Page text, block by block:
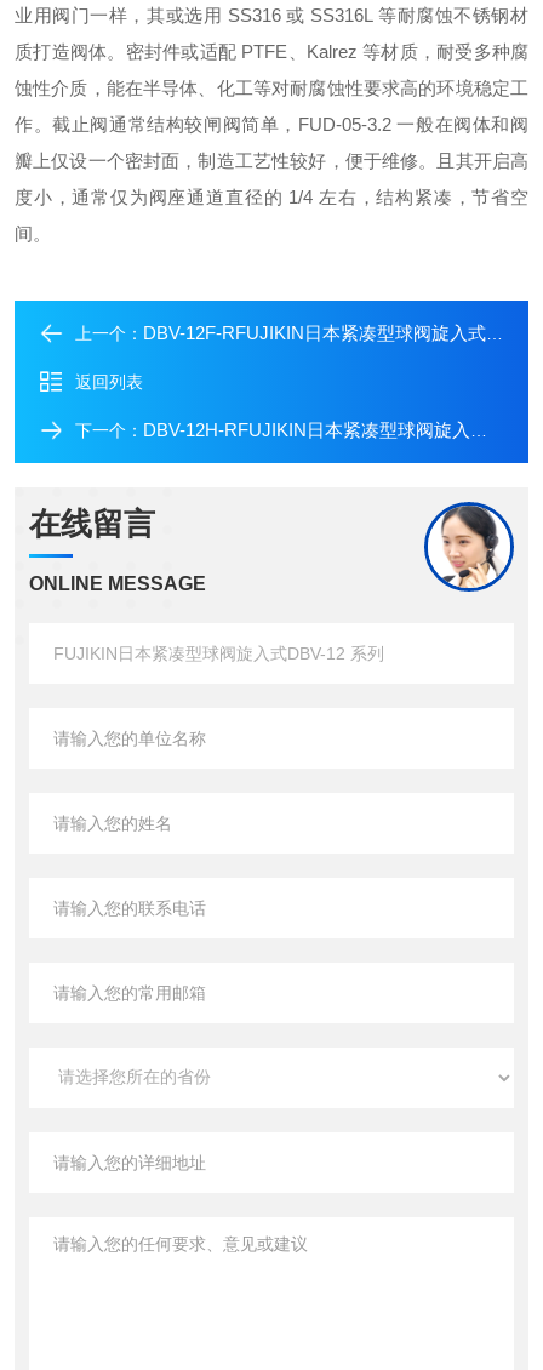
业用阀门一样，其或选用 SS316 或 SS316L 等耐腐蚀不锈钢材
质打造阀体。密封件或适配 PTFE、Kalrez 等材质，耐受多种腐
蚀性介质，能在半导体、化工等对耐腐蚀性要求高的环境稳定工
作。截止阀通常结构较闸阀简单，FUD-05-3.2 一般在阀体和阀
瓣上仅设一个密封面，制造工艺性较好，便于维修。且其开启高
度小，通常仅为阀座通道直径的 1/4 左右，结构紧凑，节省空
间。
上一个： DBV-12F-RFUJIKIN日本紧凑型球阀旋入式DBV-12 系列
返回列表
下一个： DBV-12H-RFUJIKIN日本紧凑型球阀旋入式DBV-12 系列
在线留言
ONLINE MESSAGE